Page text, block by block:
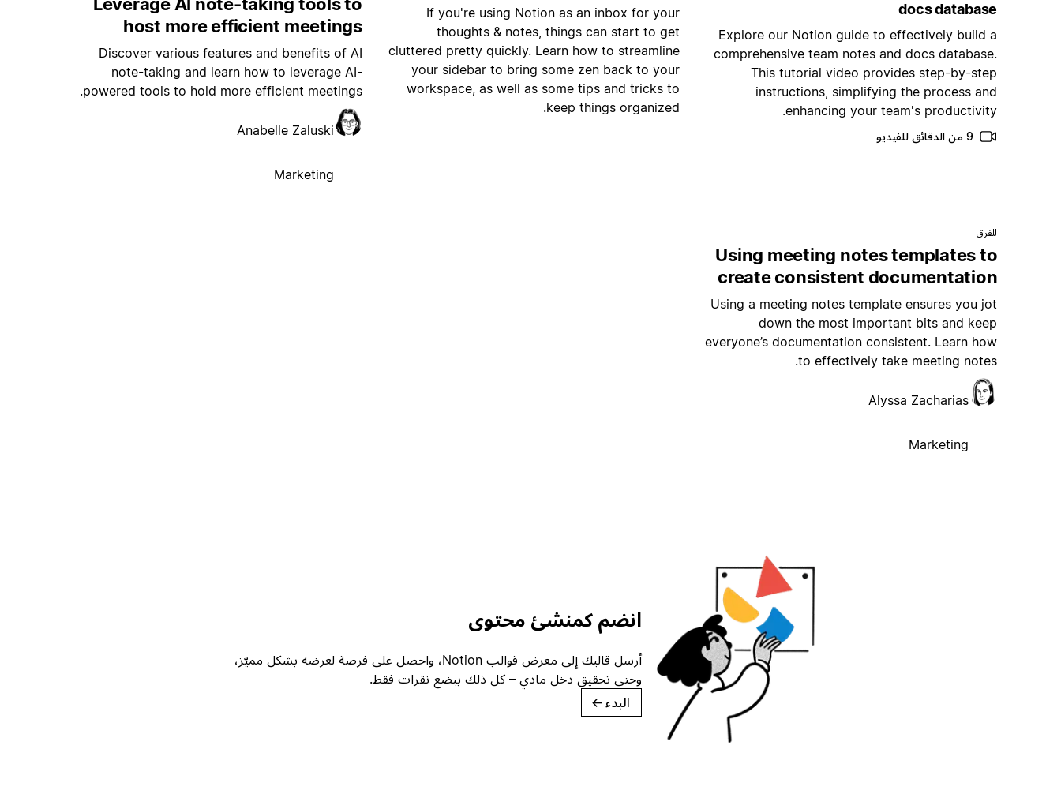
docs database
Explore our Notion guide to effectively build a
comprehensive team notes and docs database.
This tutorial video provides step-by-step
instructions, simplifying the process and
enhancing your team's productivity.
9 من الدقائق للفيديو
If you're using Notion as an inbox for your
thoughts & notes, things can start to get
cluttered pretty quickly. Learn how to streamline
your sidebar to bring some zen back to your
workspace, as well as some tips and tricks to
keep things organized.
Leverage AI note-taking tools to
host more efficient meetings
Discover various features and benefits of AI
note-taking and learn how to leverage AI-
powered tools to hold more efficient meetings.
Anabelle Zaluski
Marketing
للفرق
Using meeting notes templates to
create consistent documentation
Using a meeting notes template ensures you jot
down the most important bits and keep
everyone’s documentation consistent. Learn how
to effectively take meeting notes.
Alyssa Zacharias
Marketing
انضم كمنشئ محتوى
أرسل قالبك إلى معرض قوالب Notion، واحصل على فرصة لعرضه بشكل مميّز،
وحتى تحقيق دخل مادي – كل ذلك ببضع نقرات فقط.
البدء →